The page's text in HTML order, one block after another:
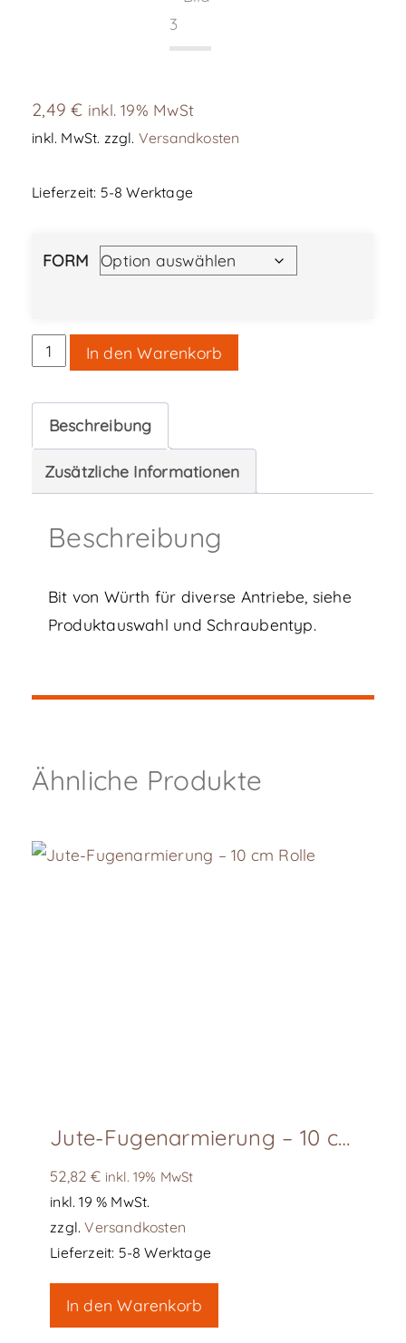
2,49€ inkl. 19% MwSt
inkl. MwSt. zzgl. Versandkosten
Lieferzeit: 5-8 Werktage
FORM
Würth
PH2,
RW30,
Menge
In den Warenkorb
Beschreibung
Zusätzliche Informationen
Beschreibung
Bit von Würth für diverse Antriebe, siehe
Produktauswahl und Schraubentyp.
Ähnliche Produkte
Jute-Fugenarmierung – 10 cm Rolle
52,82€ inkl. 19% MwSt
inkl. 19 % MwSt.
zzgl.Versandkosten
Lieferzeit: 5-8 Werktage
In den Warenkorb